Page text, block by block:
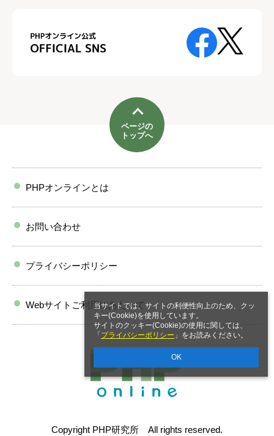
当サイトでは、サイトの利便性向上のため、クッ
キー(Cookie)を使用しています。
サイトのクッキー(Cookie)の使用に関しては、
「 プライバシーポリシー 」をお読みください。
OK
ページの
トップへ
PHPオンラインとは
お問い合わせ
プライバシーポリシー
Webサイトご利用にあたって
Copyright PHP研究所 All rights reserved.